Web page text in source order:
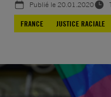
Publié le20.01.2020
FRANCE
JUSTICE RACIALE